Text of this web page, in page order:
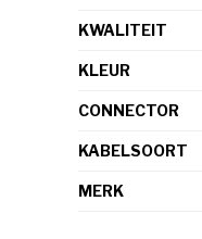
KWALITEIT
KLEUR
CONNECTOR
KABELSOORT
MERK